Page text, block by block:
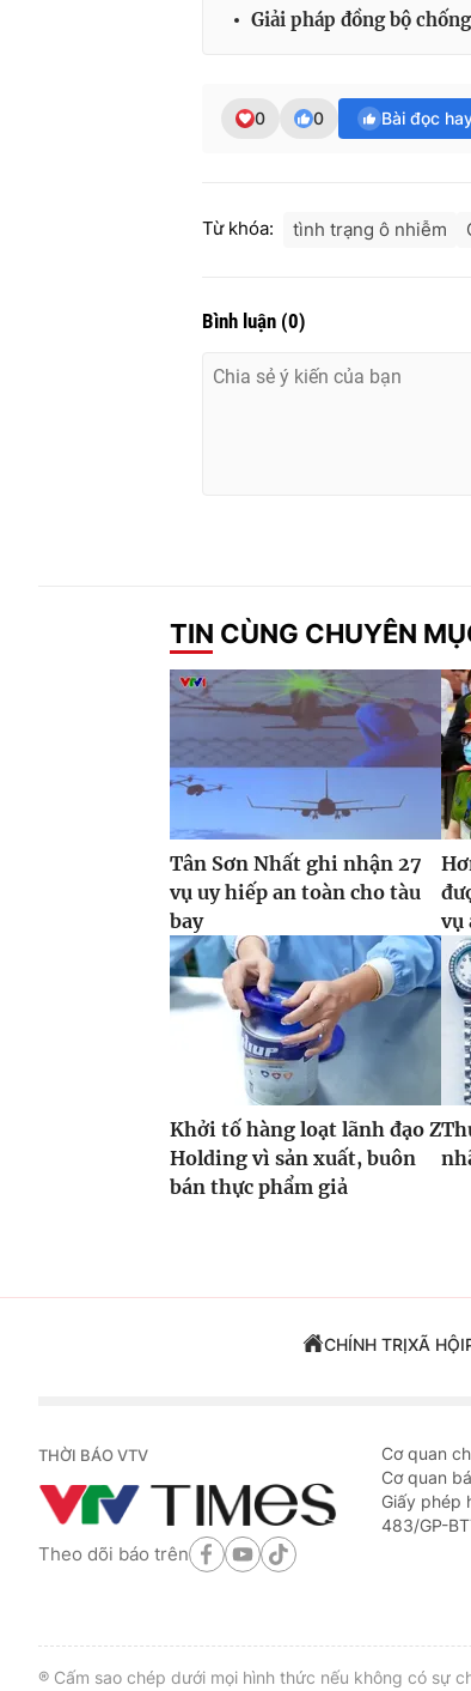
Giải pháp đồng bộ
0 0 Bài đọc
Từ khóa: tình trạng ô nhiễm
Bình luận (0)
TIN CÙNG CHUYÊN
Tân Sơn Nhất ghi nhận 27
vụ uy hiếp an toàn cho tàu
bay
vụ
Khởi tố hàng loạt lãnh đạo Z
Holding vì sản xuất, buôn
bán thực phẩm giả
CHÍNH TRỊXÃ HỘI
THỜI BÁO VTV
Theo dõi báo trên
Cơ quan
Cơ quan
Giấy phép
483/GP-
® Cấm sao chép dưới mọi hình thức nếu không có sự